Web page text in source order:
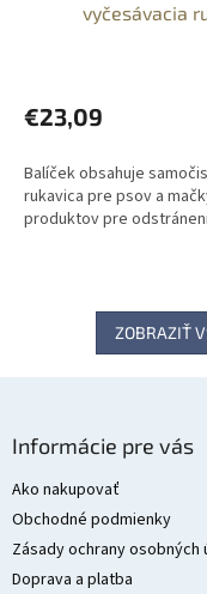
vyčesávacia
€23,09
Balíček obsahuje
rukavica pre psov a
produktov pre
ZOBRAZIŤ
Informácie pre vás
Ako nakupovať
Obchodné podmienky
Zásady ochrany osobných
Doprava a platba